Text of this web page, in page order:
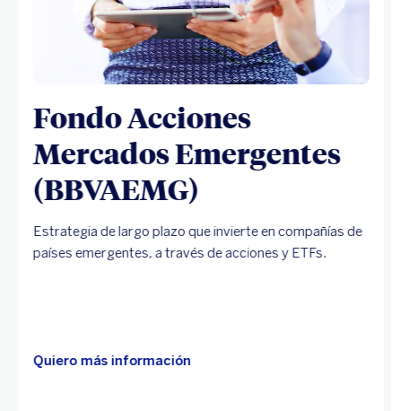
Fondo Acciones
Mercados Emergentes
(BBVAEMG)
Estrategia de largo plazo que invierte en compañías de
países emergentes, a través de acciones y ETFs.
Quiero más información